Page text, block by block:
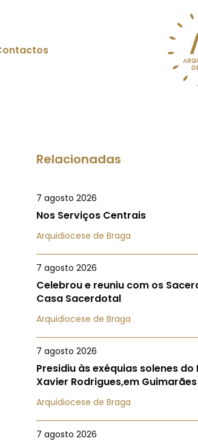
Relacionadas
7 agosto 2026
Nos Serviços Centrais
Arquidiocese de Braga
7 agosto 2026
Celebrou e reuniu com os
Casa Sacerdotal
Arquidiocese de Braga
7 agosto 2026
Presidiu às exéquias solenes do
Xavier Rodrigues,em Guimarães
Arquidiocese de Braga
7 agosto 2026